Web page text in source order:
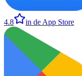
4.8 in de App Store